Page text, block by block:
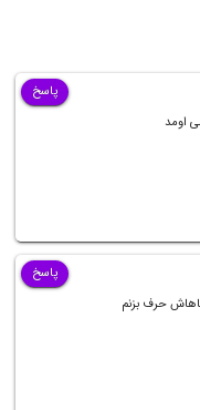
اومد
پاسخ
حرف بزنم
پاسخ